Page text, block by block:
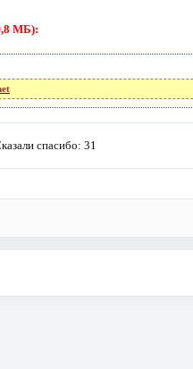
МБ):
спасибо: 31